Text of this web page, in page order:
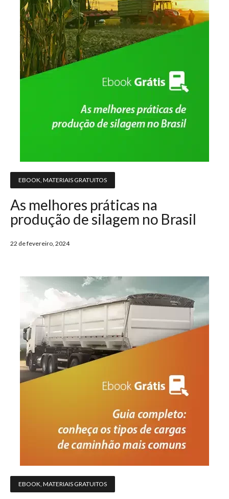
EBOOK MATERIAIS GRATUITOS
As melhores práticas na
produção de silagem no Brasil
22 de fevereiro, 2024
EBOOK MATERIAIS GRATUITOS